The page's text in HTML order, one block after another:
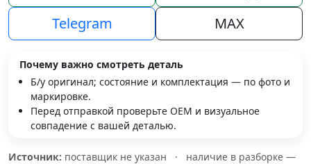
Telegram
MAX
Почему важно смотреть деталь
Б/у оригинал; состояние и комплектация — по фото и
маркировке.
Перед отправкой проверьте OEM и визуальное
совпадение с вашей деталью.
Источник: поставщик не указан ·
наличие в разборке —